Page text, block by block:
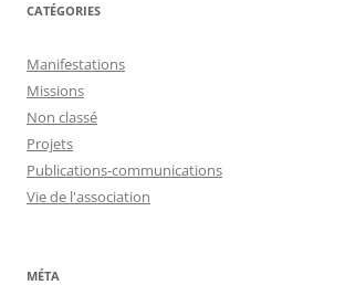
CATÉGORIES
Manifestations
Missions
Non classé
Projets
Publications-communications
Vie de l'association
MÉTA